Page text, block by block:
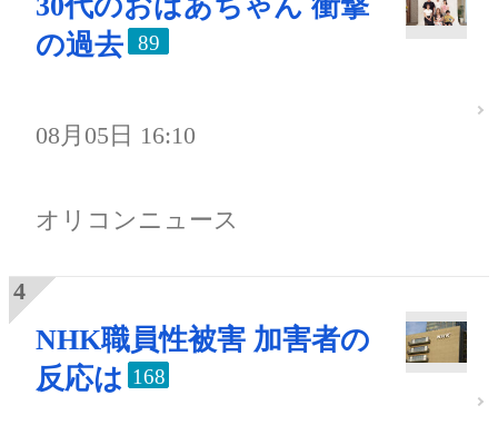
の過去
89
08月05日 16:10
オリコンニュース
NHK職員性被害 加害者の
反応は 168